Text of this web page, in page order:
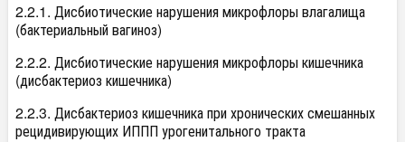
2.2.1. Дисбиотические нарушения микрофлоры влагалища
(бактериальный вагиноз)
2.2.2. Дисбиотические нарушения микрофлоры кишечника
(дисбактериоз кишечника)
2.2.3. Дисбактериоз кишечника при хронических смешанных
рецидивирующих ИППП урогенитального тракта